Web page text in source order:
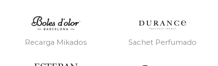
Recarga Mikados Sachet Perfumado